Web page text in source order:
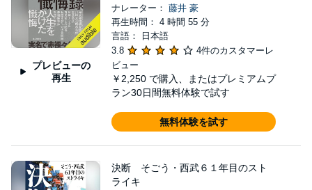
プレビューの
再生
ナレーター： 藤井 豪
再生時間： 4 時間 55 分
言語： 日本語
3.8
4件のカスタマーレ
ビュー
￥2,250 で購入、またはプレミアムプ
ラン30日間無料体験で試す
無料体験を試す
決断 そごう・西武６１年目のスト
ライキ